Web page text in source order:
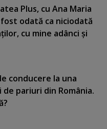
Plus, cu Ana Maria
odată ca niciodată
cu mine adânci şi
conducere la una
pariuri din România.